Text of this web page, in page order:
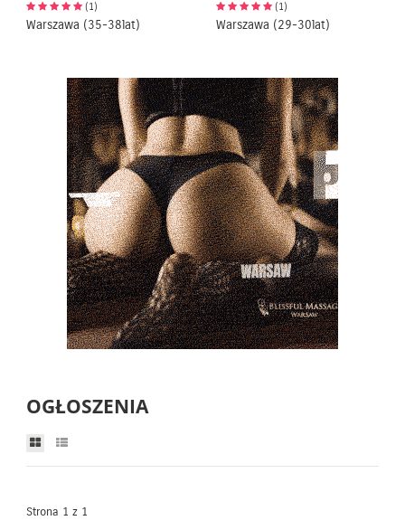
(1)
Warszawa (35-38lat)
(1)
Warszawa (29-30lat)
OGŁOSZENIA
Strona 1 z 1